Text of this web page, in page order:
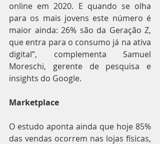
online em 2020. E quando se olha
para os mais jovens este número é
maior ainda: 26% são da Geração Z,
que entra para o consumo já na ativa
digital”, complementa Samuel
Moreschi, gerente de pesquisa e
insights do Google.
Marketplace
O estudo aponta ainda que hoje 85%
das vendas ocorrem nas lojas físicas,